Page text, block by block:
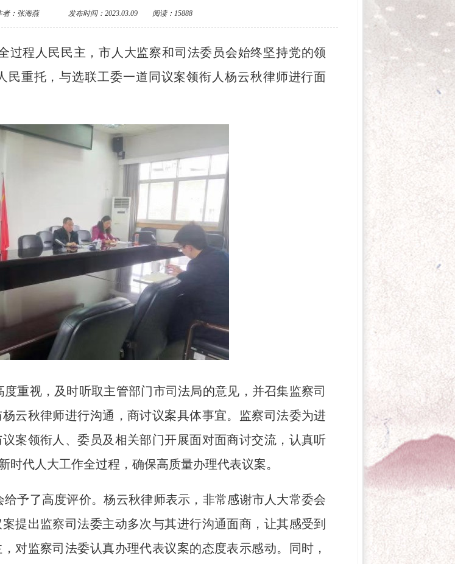
者：张海燕 发布时间：2023.03.09 阅读：15888
过程人民民主，市人大监察和司法委员会始终坚持党的领
民重托，与选联工委一道同议案领衔人杨云秋律师进行面
重视，及时听取主管部门市司法局的意见，并召集监察司
云秋律师进行沟通，商讨议案具体事宜。监察司法委为进
案领衔人、委员及相关部门开展面对面商讨交流，认真听
代人大工作全过程，确保高质量办理代表议案。
予了高度评价。杨云秋律师表示，非常感谢市人大常委会
提出监察司法委主动多次与其进行沟通面商，让其感受到
对监察司法委认真办理代表议案的态度表示感动。同时，